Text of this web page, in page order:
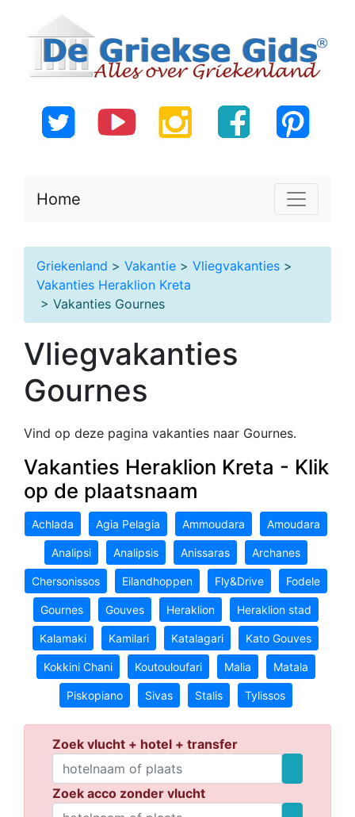
Home
Griekenland > Vakantie > Vliegvakanties >
Vakanties Heraklion Kreta
> Vakanties Gournes
Vliegvakanties
Gournes
Vind op deze pagina vakanties naar Gournes.
Vakanties Heraklion Kreta - Klik
op de plaatsnaam
Achlada Agia Pelagia Ammoudara Amoudara
Analipsi Analipsis Anissaras Archanes
Chersonissos Eilandhoppen Fly&Drive Fodele
Gournes Gouves Heraklion Heraklion stad
Kalamaki Kamilari Katalagari Kato Gouves
Kokkini Chani Koutouloufari Malia Matala
Piskopiano Sivas Stalis Tylissos
Zoek vlucht + hotel + transfer
Zoek acco zonder vlucht